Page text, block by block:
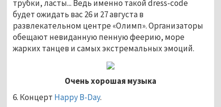
трубки, ласты... Ведь именно такой dress-code
будет ожидать вас 26 и 27 августа в
развлекательном центре «Олимп». Организаторы
обещают невиданную пенную феерию, море
жарких танцев и самых экстремальных эмоций.
Очень хорошая музыка
6. Концерт Happy B-Day.